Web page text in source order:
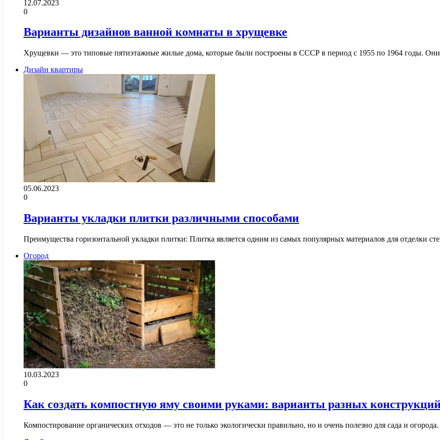
12.07.2023
0
Варианты дизайнов ванной комнаты в хрущевке
Хрущевки — это типовые пятиэтажные жилые дома, которые были построены в СССР в период с 1955 по 1964 годы.
Дизайн квартиры
05.06.2023
0
Варианты укладки плитки различными способами
Преимущества горизонтальной укладки плитки: Плитка является одним из самых популярных материалов для отделки
Огород
10.03.2023
0
Как создать компостную яму своими руками: варианты разных
Компостирование органических отходов — это не только экологически правильно, но и очень полезно для сада и